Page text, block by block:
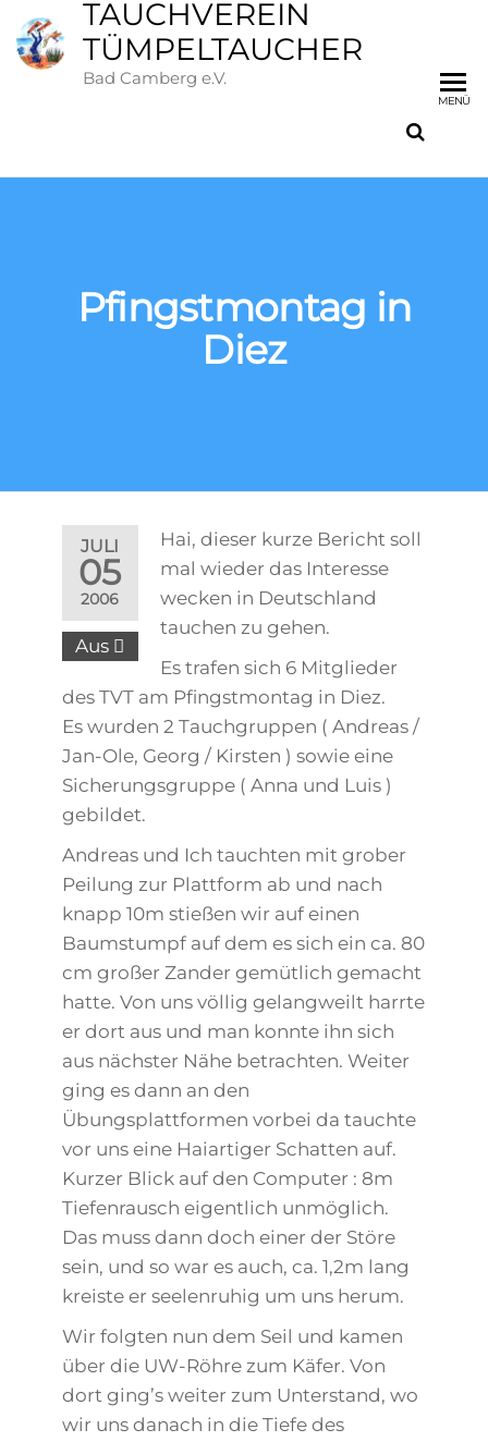
TAUCHVEREIN
TÜMPELTAUCHER
Bad Camberg e.V.
MENÜ
Pfingstmontag in
Diez
JULI
05
2006
Aus
Hai, dieser kurze Bericht soll
mal wieder das Interesse
wecken in Deutschland
tauchen zu gehen.
Es trafen sich 6 Mitglieder
des TVT am Pfingstmontag in Diez.
Es wurden 2 Tauchgruppen ( Andreas /
Jan-Ole, Georg / Kirsten ) sowie eine
Sicherungsgruppe ( Anna und Luis )
gebildet.
Andreas und Ich tauchten mit grober
Peilung zur Plattform ab und nach
knapp 10m stießen wir auf einen
Baumstumpf auf dem es sich ein ca. 80
cm großer Zander gemütlich gemacht
hatte. Von uns völlig gelangweilt harrte
er dort aus und man konnte ihn sich
aus nächster Nähe betrachten. Weiter
ging es dann an den
Übungsplattformen vorbei da tauchte
vor uns eine Haiartiger Schatten auf.
Kurzer Blick auf den Computer : 8m
Tiefenrausch eigentlich unmöglich.
Das muss dann doch einer der Störe
sein, und so war es auch, ca. 1,2m lang
kreiste er seelenruhig um uns herum.
Wir folgten nun dem Seil und kamen
über die UW-Röhre zum Käfer. Von
dort ging’s weiter zum Unterstand, wo
wir uns danach in die Tiefe des